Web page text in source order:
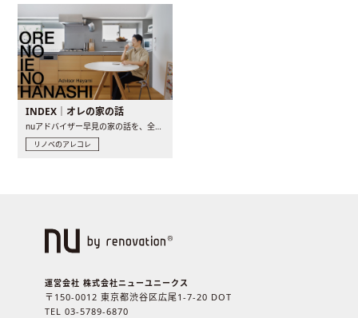
INDEX｜オレの家の話
リノベのアレコレ
運営会社 株式会社ニューユニークス
〒150-0012 東京都渋谷区広尾1-7-20 DOT
TEL 03-5789-6870